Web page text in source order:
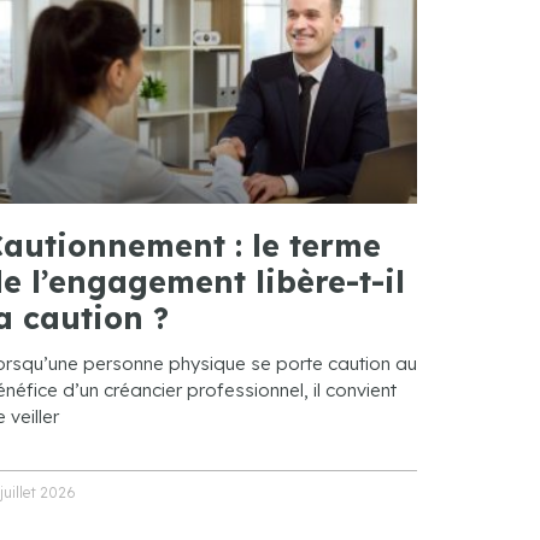
: le terme
l’engagement libère-t-il
caution ?
personne physique se porte caution au
d’un créancier professionnel, il convient
veiller
juillet 2026